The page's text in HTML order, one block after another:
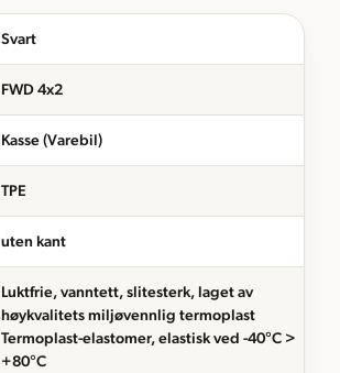
Svart
FWD 4x2
Kasse (Varebil)
TPE
uten kant
Luktfrie, vanntett, slitesterk, laget av
høykvalitets miljøvennlig termoplast
Termoplast-elastomer, elastisk ved -40°C >
+80°C